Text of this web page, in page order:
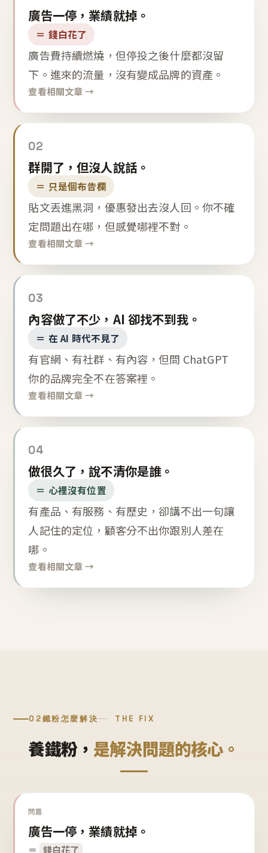
廣告一停，業績就掉。
＝ 錢白花了
廣告費持續燃燒，但停投之後什麼都沒留
下。進來的流量，沒有變成品牌的資產。
查看相關文章 →
02
群開了，但沒人說話。
＝ 只是個布告欄
貼文丟進黑洞，優惠發出去沒人回。你不確
定問題出在哪，但感覺哪裡不對。
查看相關文章 →
03
內容做了不少，AI 卻找不到我。
＝ 在 AI 時代不見了
有官網、有社群、有內容，但問 ChatGPT
你的品牌完全不在答案裡。
查看相關文章 →
04
做很久了，說不清你是誰。
＝ 心裡沒有位置
有產品、有服務、有歷史，卻講不出一句讓
人記住的定位，顧客分不出你跟別人差在
哪。
查看相關文章 →
02鐵粉怎麼解決 THE FIX
養鐵粉， 是解決問題的核心。
問題
廣告一停，業績就掉。
＝ 錢白花了